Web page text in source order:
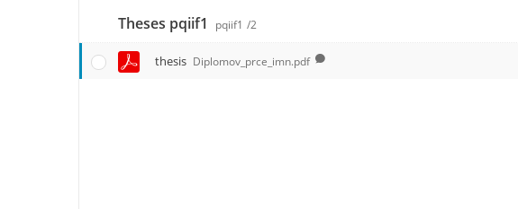
Theses pqiif1 pqiif1 /2
thesis Diplomov_prce_imn.pdf